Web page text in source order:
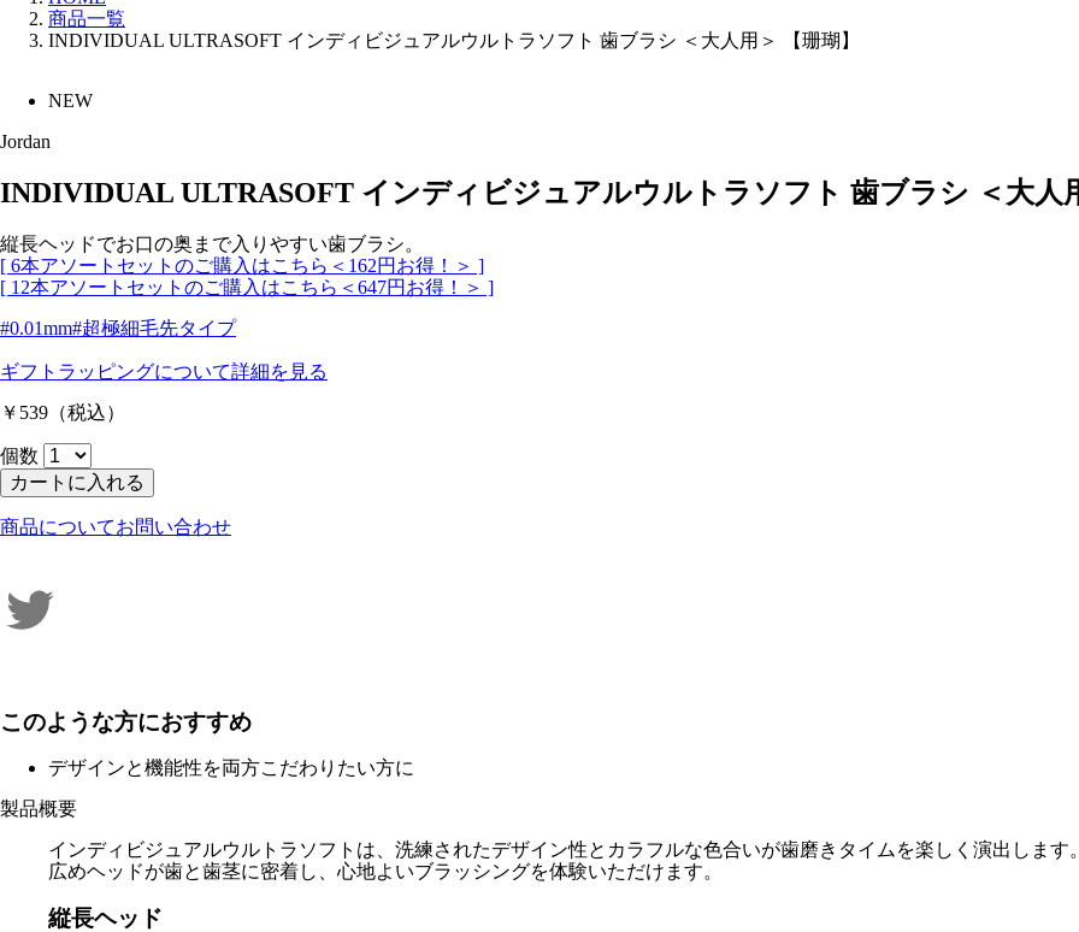
商品一覧
INDIVIDUAL ULTRASOFT インディビジュアルウルトラソフト 歯ブラシ ＜大人用＞ 【珊瑚】
NEW
Jordan
INDIVIDUAL ULTRASOFT インディビジュアルウルトラソフト 歯ブラシ ＜大人
縦長ヘッドでお口の奥まで入りやすい歯ブラシ。
[ 6本アソートセットのご購入はこちら＜162円お得！＞ ]
[ 12本アソートセットのご購入はこちら＜647円お得！＞ ]
#0.01mm#超極細毛先タイプ
ギフトラッピングについて詳細を見る
￥539 （税込）
個数
カートに入れる
商品についてお問い合わせ
このような方におすすめ
デザインと機能性を両方こだわりたい方に
製品概要
インディビジュアルウルトラソフトは、洗練されたデザイン性とカラフルな色合いが歯磨きタイムを楽しく演出します。
広めヘッドが歯と歯茎に密着し、心地よいブラッシングを体験いただけます。
縦長ヘッド